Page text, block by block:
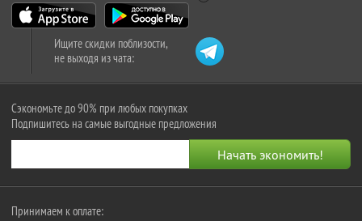
Ищите скидки поблизости,
не выходя из чата:
Сэкономьте до 90% при любых покупках
Подпишитесь на самые выгодные предложения
Принимаем к оплате: